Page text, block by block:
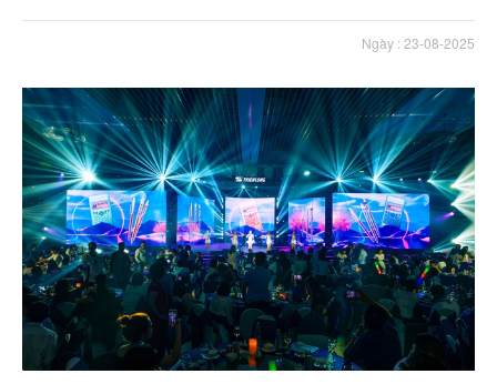
Ngày : 23-08-2025